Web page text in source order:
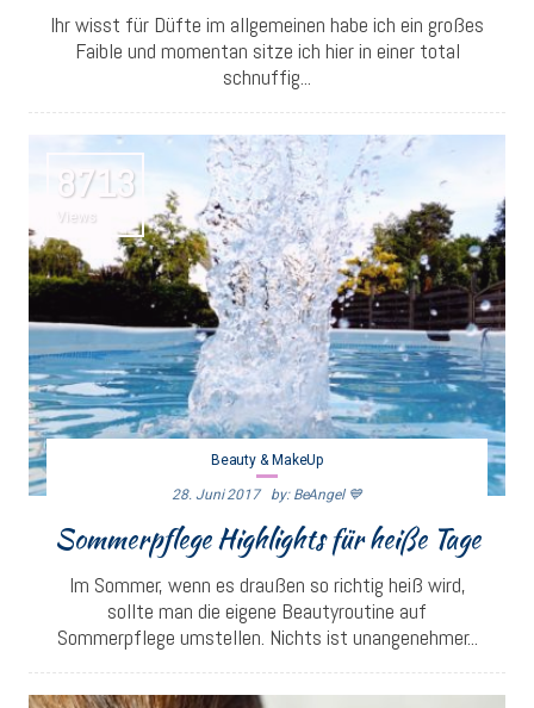
Ihr wisst für Düfte im allgemeinen habe ich ein großes
Faible und momentan sitze ich hier in einer total
schnuffig...
8713
Views
Beauty & MakeUp
28. Juni 2017 By: BeAngel 💙
Sommerpflege Highlights für heiße Tage
Im Sommer, wenn es draußen so richtig heiß wird,
sollte man die eigene Beautyroutine auf
Sommerpflege umstellen. Nichts ist unangenehmer...